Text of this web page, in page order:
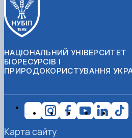
НАЦІОНАЛЬНИЙ УНІВЕРСИТЕТ
БІОРЕСУРСІВ І
ПРИРОДОКОРИСТУВАННЯ
Карта сайту